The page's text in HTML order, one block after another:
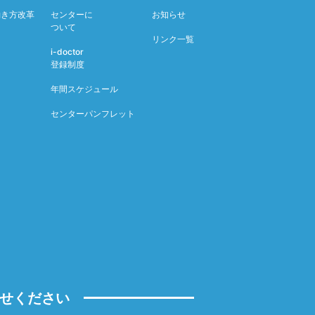
方改革
センターに
ついて
i-doctor
登録制度
年間スケジュール
センターパンフレット
お知らせ
リンク一覧
ください